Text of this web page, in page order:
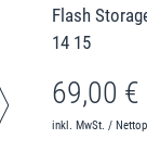
Flash
14 15
69,00 €
inkl. MwSt. /